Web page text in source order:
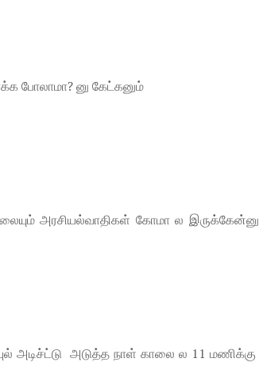
போலாமா? னு கேட்கனும்
அரசியல்வாதிகள் கோமா ல இருக்கேன்னு
அடிச்ட்டு அடுத்த நாள் காலை ல 11 மணிக்கு